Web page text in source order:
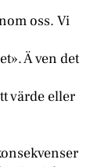
oss. Vi
Ä ven det
värde eller